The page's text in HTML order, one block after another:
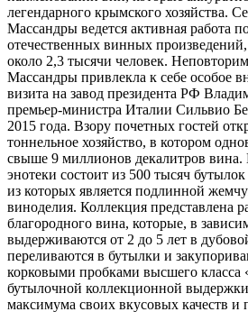
легендарного крымского хозяйства.
Массандры ведется активная работа
отечественных винных
около 2,3 тысячи человек.
Массандры привлекла к себе особое
визита на завод президента РФ
премьер-министра Италии Сильвио
2015 года. Взору почетных гостей
тоннельное хозяйство, в котором
свыше 9 миллионов декалитров вина.
энотеки состоит из 500 тысяч
из которых является подлинной
виноделия. Коллекция представлена
благородного вина, которые, в
выдерживаются от 2 до 5 лет в
переливаются в бутылки и
корковыми пробками высшего класса
бутылочной коллекционной
максимума своих вкусовых качеств и